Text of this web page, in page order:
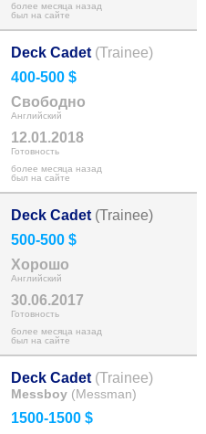
более месяца назад
был на сайте
Deck Cadet (Trainee)
400-500 $
Свободно
Английский
12.01.2018
Готовность
более месяца назад
был на сайте
Deck Cadet (Trainee)
500-500 $
Хорошо
Английский
30.06.2017
Готовность
более месяца назад
был на сайте
Deck Cadet (Trainee)
Messboy (Messman)
1500-1500 $